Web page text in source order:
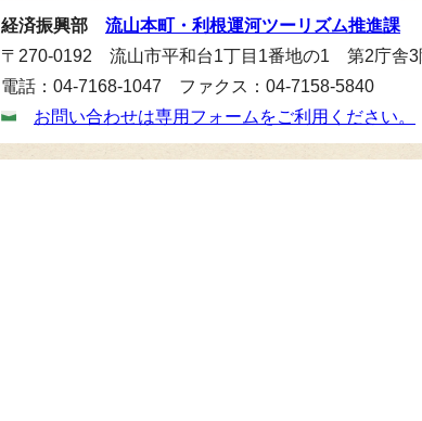
経済振興部 流山本町・利根運河ツーリズム推進課
〒270-0192 流山市平和台1丁目1番地の1 第2庁舎3
電話：04-7168-1047 ファクス：04-7158-5840
お問い合わせは専用フォームをご利用ください。